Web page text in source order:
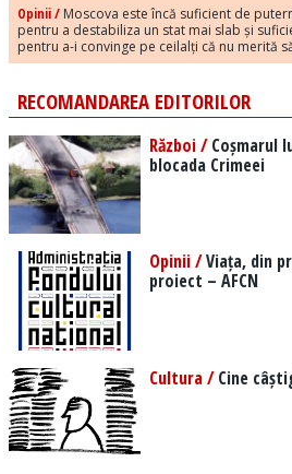
Opinii / Moscova este încă suficient de
pentru a destabiliza un stat mai slab și
pentru a-i convinge pe ceilalți că nu merită
RECOMANDAREA EDITORILOR
Război /Coșmarul
blocada Crimeei
Opinii /Viața, din
proiect – AFCN
Cultura /Cine